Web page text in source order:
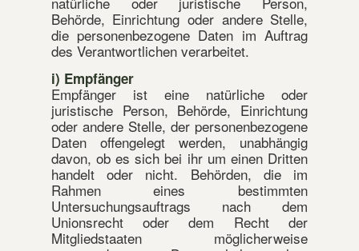
Behörde, Einrichtung oder andere Stelle,
die personenbezogene Daten im Auftrag
des Verantwortlichen verarbeitet.
i) Empfänger
Empfänger ist eine natürliche oder
juristische Person, Behörde, Einrichtung
oder andere Stelle, der personenbezogene
Daten offengelegt werden, unabhängig
davon, ob es sich bei ihr um einen Dritten
handelt oder nicht. Behörden, die im
Rahmen eines bestimmten
Untersuchungsauftrags nach dem
Unionsrecht oder dem Recht der
Mitgliedstaaten möglicherweise